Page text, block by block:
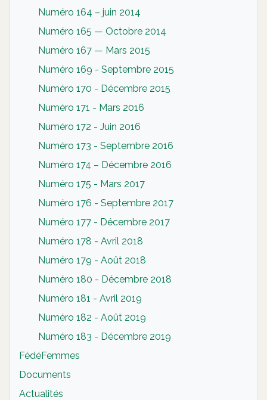
Numéro 164 – juin 2014
Numéro 165 — Octobre 2014
Numéro 167 — Mars 2015
Numéro 169 - Septembre 2015
Numéro 170 - Décembre 2015
Numéro 171 - Mars 2016
Numéro 172 - Juin 2016
Numéro 173 - Septembre 2016
Numéro 174 – Décembre 2016
Numéro 175 - Mars 2017
Numéro 176 - Septembre 2017
Numéro 177 - Décembre 2017
Numéro 178 - Avril 2018
Numéro 179 - Août 2018
Numéro 180 - Décembre 2018
Numéro 181 - Avril 2019
Numéro 182 - Août 2019
Numéro 183 - Décembre 2019
FédéFemmes
Documents
Actualités